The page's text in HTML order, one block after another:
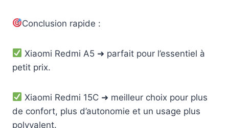
Conclusion rapide :
Xiaomi Redmi A5 ➜ parfait pour l’essentiel à
petit prix.
Xiaomi Redmi 15C ➜ meilleur choix pour plus
de confort, plus d’autonomie et un usage plus
polyvalent.